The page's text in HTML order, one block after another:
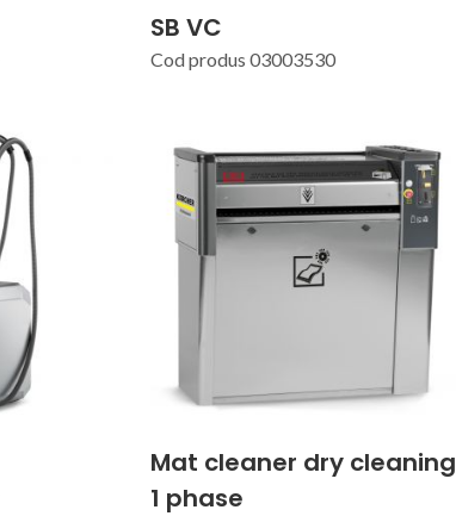
SB VC
Cod produs 03003530
Mat cleaner dry cleaning
1 phase